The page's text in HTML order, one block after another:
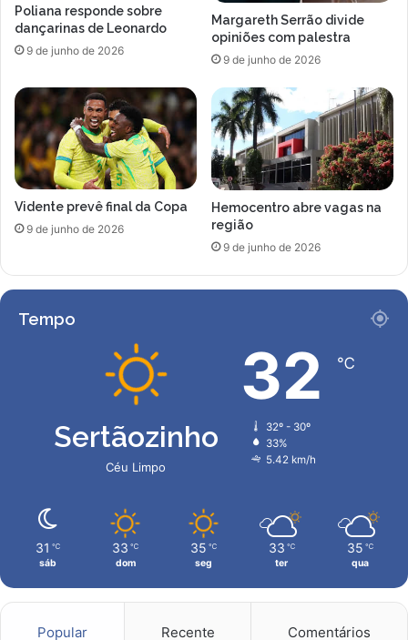
Poliana responde sobre
dançarinas de Leonardo
9 de junho de 2026
Margareth Serrão divide
opiniões com palestra
9 de junho de 2026
Vidente prevê final da Copa
9 de junho de 2026
Hemocentro abre vagas na
região
9 de junho de 2026
Tempo
Sertãozinho
Céu Limpo
32 ℃
32º - 30º
33%
5.42 km/h
31 ℃
sáb
33 ℃
dom
35 ℃
seg
33 ℃
ter
35 ℃
qua
Popular Recente Comentários